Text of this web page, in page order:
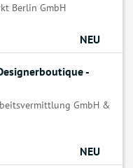
Berlin GmbH
NEU
-
GmbH &
NEU